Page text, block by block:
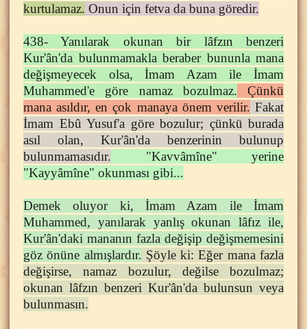
kurtulamaz. Onun için fetva da buna göredir.
438- Yanılarak okunan bir lâfzın benzeri
Kur'ân'da bulunmamakla beraber bununla mana
değişmeyecek olsa, İmam Azam ile İmam
Muhammed'e göre namaz bozulmaz. Çünkü
mana asıldır, en çok manaya önem verilir. Fakat
İmam Ebû Yusuf'a göre bozulur; çünkü burada
asıl olan, Kur'ân'da benzerinin bulunup
bulunmamasıdır. "Kavvâmîne" yerine
"Kayyâmîne" okunması gibi...
Demek oluyor ki, İmam Azam ile İmam
Muhammed, yanılarak yanlış okunan lâfız ile,
Kur'ân'daki mananın fazla değişip değişmemesini
göz önüne almışlardır. Şöyle ki: Eğer mana fazla
değişirse, namaz bozulur, değilse bozulmaz;
okunan lâfzın benzeri Kur'ân'da bulunsun veya
bulunmasın.